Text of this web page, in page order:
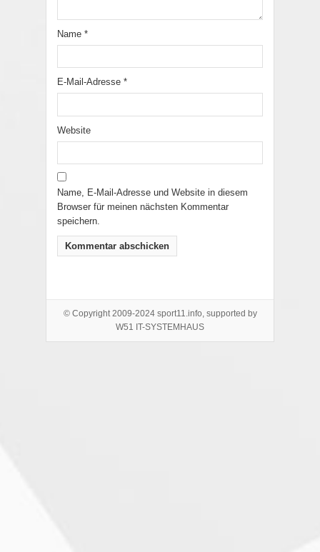
Name *
E-Mail-Adresse *
Website
Name, E-Mail-Adresse und Website in diesem
Browser für meinen nächsten Kommentar
speichern.
© Copyright 2009-2024 sport11.info, supported by
W51 IT-SYSTEMHAUS